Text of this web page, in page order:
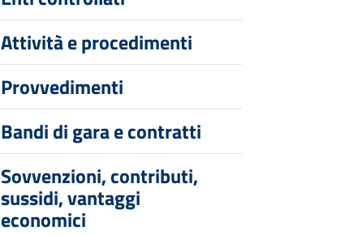
Attività e procedimenti
Provvedimenti
Bandi di gara e contratti
Sovvenzioni, contributi,
sussidi, vantaggi
economici